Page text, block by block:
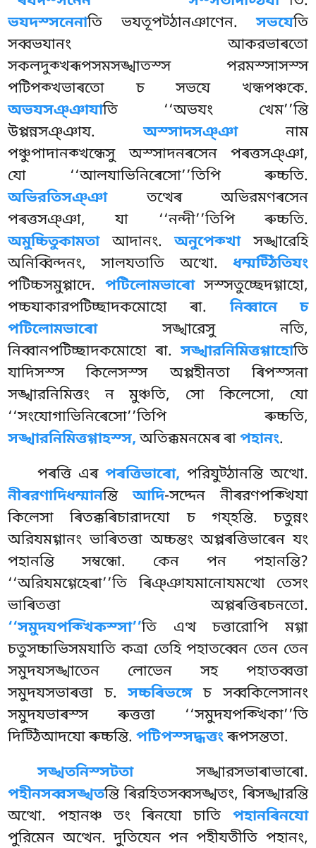
ভযদস্সনেনাতি ভযতূপট্ঠানঞাণেন.সভযেতি
সব্বভযানং আকরভাৰতো
সকলদুক্খৰূপসমসঙ্খাতস্স পরমস্সাসস্স
পটিপক্খভাৰতো চ সভযে খন্ধপঞ্চকে.
অভযসঞ্ঞাযাতি ‘‘অভযং খেম’’ন্তি
উপ্পন্নসঞ্ঞায.অস্সাদসঞ্ঞানাম
পঞ্চুপাদানক্খন্ধেসু অস্সাদনৰসেন পৰত্তসঞ্ঞা,
যো ‘‘আলযাভিনিৰেসো’’তিপি ৰুচ্চতি.
অভিরতিসঞ্ঞাতত্থেৰ অভিরমণৰসেন
পৰত্তসঞ্ঞা, যা ‘‘নন্দী’’তিপি ৰুচ্চতি.
অমুচ্চিতুকামতাআদানং.অনুপেক্খাসঙ্খারেহি
অনিব্বিন্দনং, সালযতাতি অত্থো. ধম্মট্ঠিতিযং
পটিচ্চসমুপ্পাদে. পটিলোমভাৰোসস্সতুচ্ছেদগ্গাহো,
পচ্চযাকারপটিচ্ছাদকমোহো ৰা.নিব্বানে
চ
পটিলোমভাৰোসঙ্খারেসু নতি,
নিব্বানপটিচ্ছাদকমোহো ৰা.সঙ্খারনিমিত্তগ্গাহোতি
যাদিসস্স কিলেসস্স অপ্পহীনতা ৰিপস্সনা
সঙ্খারনিমিত্তং ন মুঞ্চতি, সো কিলেসো, যো
‘‘সংযোগাভিনিৰেসো’’তিপি ৰুচ্চতি,
সঙ্খারনিমিত্তগ্গাহস্স,অতিক্কমনমেৰ ৰাপহানং.
পৰত্তি এৰ পৰত্তিভাৰো, পরিযুট্ঠানন্তি অত্থো.
নীৰরণাদিধম্মানন্তিআদি-সদ্দেন নীৰরণপক্খিযা
কিলেসা ৰিতক্কৰিচারাদযো চ গয্হন্তি. চতুন্নং
অরিযমগ্গানং ভাৰিতত্তা অচ্চন্তং অপ্পৰত্তিভাৰেন যং
পহানন্তি সম্বন্ধো. কেন পন পহানন্তি?
‘‘অরিযমগ্গেহেৰা’’তি ৰিঞ্ঞাযমানোযমত্থো তেসং
ভাৰিতত্তা অপ্পৰত্তিৰচনতো.
‘‘সমুদযপক্খিকস্সা’’তি এত্থ চত্তারোপি মগ্গা
চতুসচ্চাভিসমযাতি কত্ৰা তেহি পহাতব্বেন তেন তেন
সমুদযসঙ্খাতেন লোভেন সহ পহাতব্বত্তা
সমুদযসভাৰত্তা চ.সচ্চৰিভঙ্গে চ সব্বকিলেসানং
সমুদযভাৰস্স ৰুত্তত্তা ‘‘সমুদযপক্খিকা’’তি
দিট্ঠিআদযো ৰুচ্চন্তি.পটিপস্সদ্ধত্তংৰূপসন্ততা.
সঙ্খতনিস্সটতাসঙ্খারসভাৰাভাৰো.
পহীনসব্বসঙ্খতন্তি ৰিরহিতসব্বসঙ্খতং, ৰিসঙ্খারন্তি
অত্থো. পহানঞ্চ তং ৰিনযো চাতি পহানৰিনযো
পুরিমেন অত্থেন. দুতিযেন পন পহীযতীতি পহানং,